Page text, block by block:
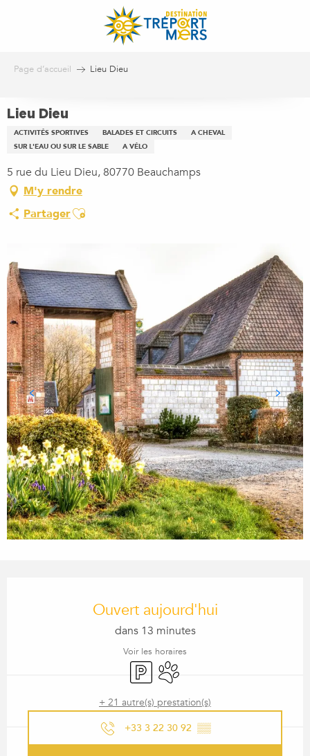
Page d’accueil Lieu Dieu
Lieu Dieu
ACTIVITÉS SPORTIVES BALADES ET CIRCUITS
A CHEVAL
SUR L'EAU OU SUR LE SABLE
A VÉLO
5 rue du Lieu Dieu, 80770 Beauchamps
M'y rendre
PartagerAjouter aux favoris
Ouvert aujourd'hui
dans 13 minutes
Voir les horaires
ParkingAnimaux acceptés
+ 21 autre(s) prestation(s)
+33 3 22 30 92 ▒▒